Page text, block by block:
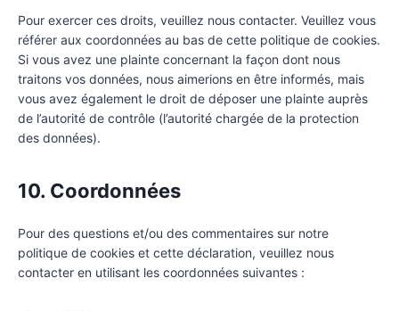
Pour exercer ces droits, veuillez nous contacter. Veuillez vous
référer aux coordonnées au bas de cette politique de cookies.
Si vous avez une plainte concernant la façon dont nous
traitons vos données, nous aimerions en être informés, mais
vous avez également le droit de déposer une plainte auprès
de l’autorité de contrôle (l’autorité chargée de la protection
des données).
10. Coordonnées
Pour des questions et/ou des commentaires sur notre
politique de cookies et cette déclaration, veuillez nous
contacter en utilisant les coordonnées suivantes :